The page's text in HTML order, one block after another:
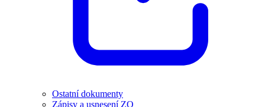
Ostatní dokumenty
Zápisy a usnesení ZO